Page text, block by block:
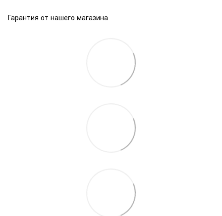
Гарантия от нашего магазина